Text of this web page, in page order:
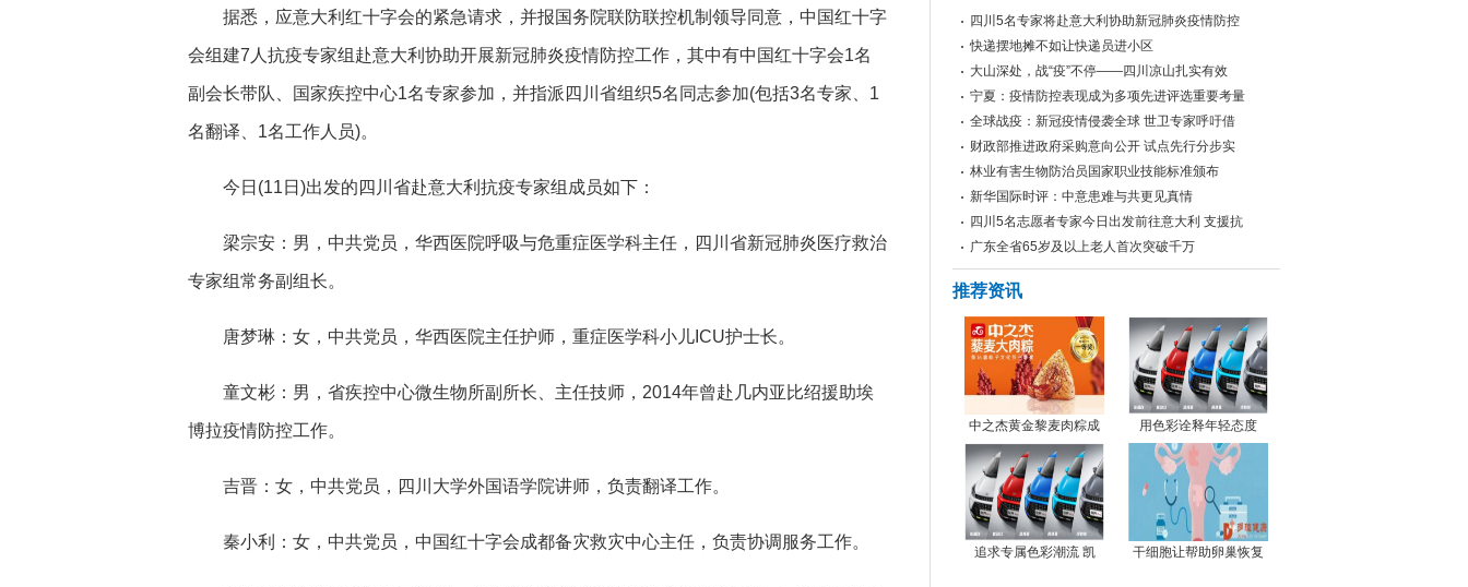
据悉，应意大利红十字会的紧急请求，并报国务院联防联控机制领导同意，中国红十字
会组建7人抗疫专家组赴意大利协助开展新冠肺炎疫情防控工作，其中有中国红十字会1名
副会长带队、国家疾控中心1名专家参加，并指派四川省组织5名同志参加(包括3名专家、1
名翻译、1名工作人员)。
今日(11日)出发的四川省赴意大利抗疫专家组成员如下：
梁宗安：男，中共党员，华西医院呼吸与危重症医学科主任，四川省新冠肺炎医疗救治
专家组常务副组长。
唐梦琳：女，中共党员，华西医院主任护师，重症医学科小儿ICU护士长。
童文彬：男，省疾控中心微生物所副所长、主任技师，2014年曾赴几内亚比绍援助埃
博拉疫情防控工作。
吉晋：女，中共党员，四川大学外国语学院讲师，负责翻译工作。
秦小利：女，中共党员，中国红十字会成都备灾救灾中心主任，负责协调服务工作。
四川5名专家将赴意大利协助新冠肺炎疫情防控
快递摆地摊不如让快递员进小区
大山深处，战“疫”不停——四川凉山扎实有效
宁夏：疫情防控表现成为多项先进评选重要考量
全球战疫：新冠疫情侵袭全球 世卫专家呼吁借
财政部推进政府采购意向公开 试点先行分步实
林业有害生物防治员国家职业技能标准颁布
新华国际时评：中意患难与共更见真情
四川5名志愿者专家今日出发前往意大利 支援抗
广东全省65岁及以上老人首次突破千万
推荐资讯
中之杰黄金黎麦肉粽成 用色彩诠释年轻态度
追求专属色彩潮流 凯 干细胞让帮助卵巢恢复